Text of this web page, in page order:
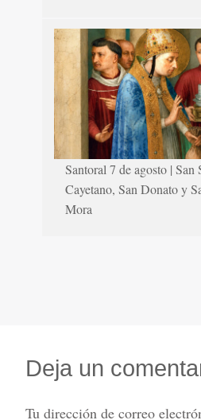
Santoral 7 de agosto | San
Cayetano, San Donato y
Mora
Deja un
Tu dirección de correo